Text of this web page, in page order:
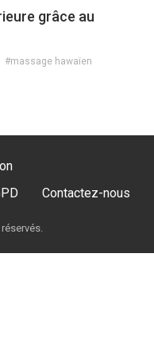
grâce au
#massage hawaïen
Contactez-nous